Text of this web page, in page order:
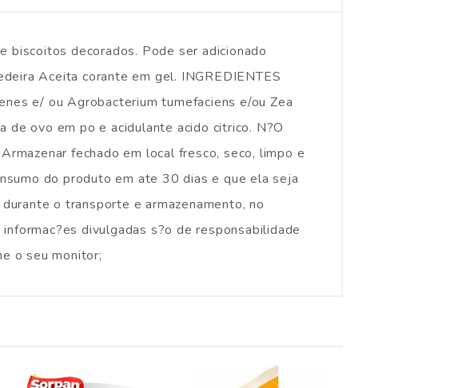
biscoitos decorados. Pode ser adicionado
Aceita corante em gel. INGREDIENTES
e/ ou Agrobacterium tumefaciens e/ou Zea
de ovo em po e acidulante acido citrico. N?O
fechado em local fresco, seco, limpo e
do produto em ate 30 dias e que ela seja
o transporte e armazenamento, no
divulgadas s?o de responsabilidade
o seu monitor;